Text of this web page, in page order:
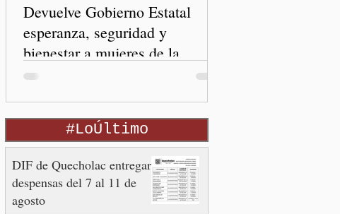
Devuelve Gobierno Estatal
esperanza, seguridad y
bienestar a mujeres de la
periferia urbana
#LoÚltimo
DIF de Quecholac entregará
despensas del 7 al 11 de
agosto